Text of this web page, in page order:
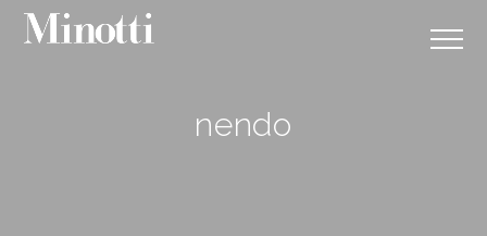
nendo